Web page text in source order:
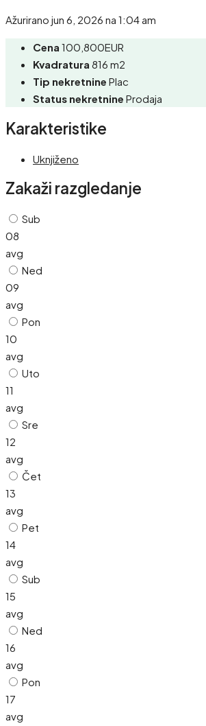
Ažurirano jun 6, 2026 na 1:04 am
Cena 100,800EUR
Kvadratura 816 m2
Tip nekretnine Plac
Status nekretnine Prodaja
Karakteristike
Uknjiženo
Zakaži razgledanje
Sub
08
avg
Ned
09
avg
Pon
10
avg
Uto
11
avg
Sre
12
avg
Čet
13
avg
Pet
14
avg
Sub
15
avg
Ned
16
avg
Pon
17
avg